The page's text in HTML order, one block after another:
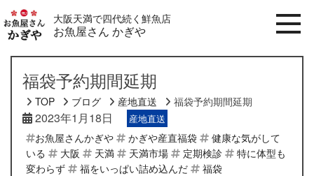
大阪天満で四代続く鮮魚店
お魚屋さん かぎや
福袋予約期間延期
TOP ブログ 産地直送 福袋予約期間延期
2023年1月18日 産地直送
お魚屋さんかぎや かぎや産直福袋
健康な気がして
いる
大阪 天満 天満市場 定期検診
特に体型も
変わらず
福をいっぱい詰め込んだ 福袋